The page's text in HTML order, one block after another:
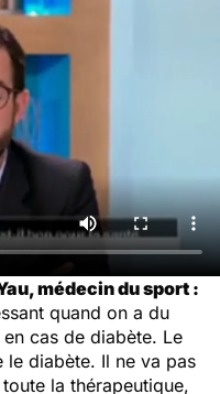
médecin du sport :
quand on a du
cas de diabète. Le
diabète. Il ne va pas
la thérapeutique,